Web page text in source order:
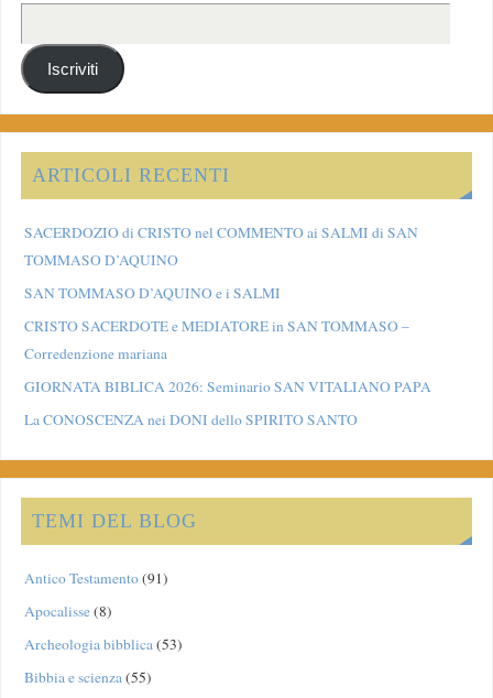
Iscriviti
ARTICOLI RECENTI
SACERDOZIO di CRISTO nel COMMENTO ai SALMI di SAN
TOMMASO D’AQUINO
SAN TOMMASO D’AQUINO e i SALMI
CRISTO SACERDOTE e MEDIATORE in SAN TOMMASO –
Corredenzione mariana
GIORNATA BIBLICA 2026: Seminario SAN VITALIANO PAPA
La CONOSCENZA nei DONI dello SPIRITO SANTO
TEMI DEL BLOG
Antico Testamento(91)
Apocalisse(8)
Archeologia bibblica(53)
Bibbia e scienza(55)